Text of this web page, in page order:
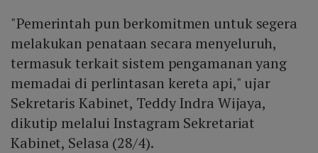
"Pemerintah pun berkomitmen untuk segera
melakukan penataan secara menyeluruh,
termasuk terkait sistem pengamanan yang
memadai di perlintasan kereta api," ujar
Sekretaris Kabinet, Teddy Indra Wijaya,
dikutip melalui Instagram Sekretariat
Kabinet, Selasa (28/4).